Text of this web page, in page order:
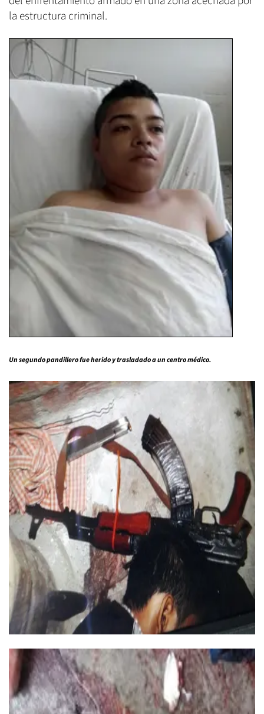
la estructura criminal.
Un segundo pandillero fue herido y trasladado a un centro médico.